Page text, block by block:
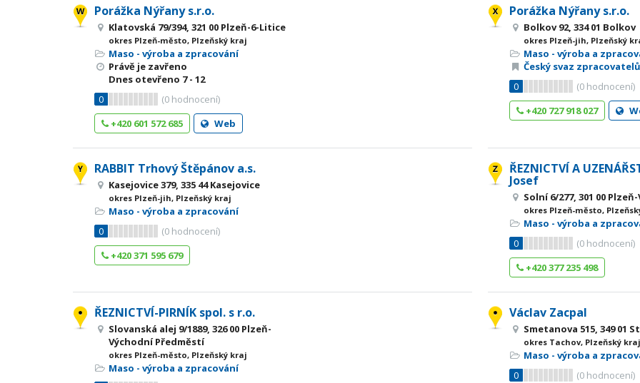
Porážka Nýřany s.r.o.
Klatovská 79/394, 321 00 Plzeň-6-Litice
okres Plzeň-město, Plzeňský kraj
Maso - výroba a zpracování
Právě je zavřeno
Dnes otevřeno 7 - 12
0
(0 hodnocení)
+420 601 572 685
Web
Porážka Nýřany s.r.o.
Bolkov 92, 334 01 Bolkov
okres Plzeň-jih, Plzeňský
Maso - výroba a
Český svaz
0
(0 hodnocení)
+420 727 918 027
RABBIT Trhový Štěpánov a.s.
Kasejovice 379, 335 44 Kasejovice
okres Plzeň-jih, Plzeňský kraj
Maso - výroba a zpracování
0
(0 hodnocení)
+420 371 595 679
ŘEZNICTVÍ A
Josef
Solní 6/277, 301 00
okres Plzeň-město,
Maso - výroba a
0
(0 hodnocení)
+420 377 235 498
ŘEZNICTVÍ-PIRNÍK spol. s r.o.
Slovanská alej 9/1889, 326 00 Plzeň-
Východní Předměstí
okres Plzeň-město, Plzeňský kraj
Maso - výroba a zpracování
Václav Zacpal
Smetanova 515, 349 01
okres Tachov, Plzeňský kraj
Maso - výroba a
0
(0 hodnocení)